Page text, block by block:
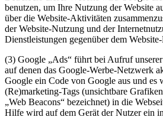
benutzen, um Ihre Nutzung der Website
über die Website-Aktivitäten
der Website-Nutzung und der
Dienstleistungen gegenüber dem
(3) Google „Ads“ führt bei Aufruf
auf denen das Google-Werbe-Netzwerk
Google ein Code von Google aus und es
(Re)marketing-Tags (unsichtbare
„Web Beacons“ bezeichnet) in die
Hilfe wird auf dem Gerät der Nutzer ein